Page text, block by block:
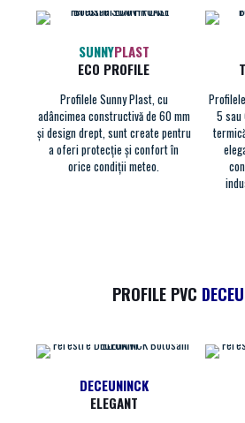
SUNNYPLAST
ECO PROFILE
Profilele Sunny Plast, cu
adâncimea constructivă de 60 mm
și design drept, sunt create pentru
a oferi protecție și confort în
orice condiții meteo.
5 sau
PROFILE PVC
DECEUNINCK
ELEGANT